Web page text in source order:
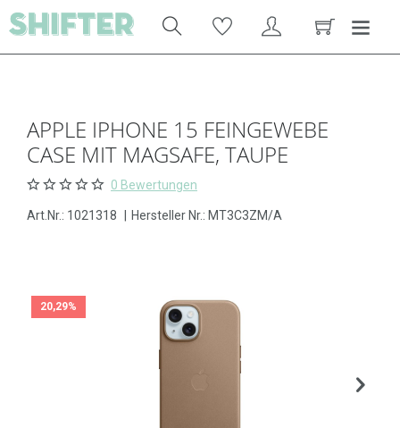
APPLE IPHONE 15 FEINGEWEBE
CASE MIT MAGSAFE, TAUPE
0 Bewertungen
Art.Nr.: 1021318 Hersteller Nr.: MT3C3ZM/A
20,29%